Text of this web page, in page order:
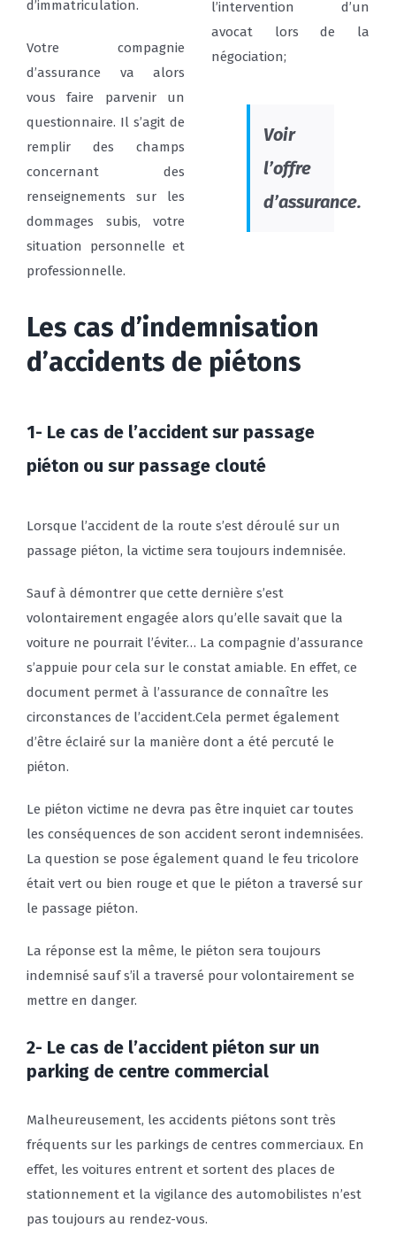
d’immatriculation.
Votre compagnie
d’assurance va alors
vous faire parvenir un
questionnaire. Il s’agit de
remplir des champs
concernant des
renseignements sur les
dommages subis, votre
situation personnelle et
professionnelle.
l’intervention d’un
avocat lors de la
négociation;
Voir
l’offre
d’assurance.
Les cas d’indemnisation
d’accidents de piétons
1- Le cas de l’accident sur passage
piéton ou sur passage clouté
Lorsque l’accident de la route s’est déroulé sur un
passage piéton, la victime sera toujours indemnisée.
Sauf à démontrer que cette dernière s’est
volontairement engagée alors qu’elle savait que la
voiture ne pourrait l’éviter… La compagnie d’assurance
s’appuie pour cela sur le constat amiable. En effet, ce
document permet à l’assurance de connaître les
circonstances de l’accident.Cela permet également
d’être éclairé sur la manière dont a été percuté le
piéton.
Le piéton victime ne devra pas être inquiet car toutes
les conséquences de son accident seront indemnisées.
La question se pose également quand le feu tricolore
était vert ou bien rouge et que le piéton a traversé sur
le passage piéton.
La réponse est la même, le piéton sera toujours
indemnisé sauf s’il a traversé pour volontairement se
mettre en danger.
2- Le cas de l’accident piéton sur un
parking de centre commercial
Malheureusement, les accidents piétons sont très
fréquents sur les parkings de centres commerciaux. En
effet, les voitures entrent et sortent des places de
stationnement et la vigilance des automobilistes n’est
pas toujours au rendez-vous.